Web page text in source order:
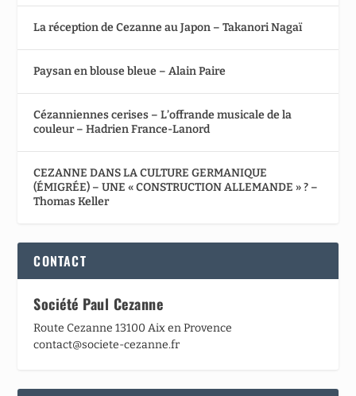
La réception de Cezanne au Japon – Takanori Nagaï
Paysan en blouse bleue – Alain Paire
Cézanniennes cerises – L’offrande musicale de la
couleur – Hadrien France-Lanord
CEZANNE DANS LA CULTURE GERMANIQUE
(ÉMIGRÉE) – UNE « CONSTRUCTION ALLEMANDE » ? –
Thomas Keller
CONTACT
Société Paul Cezanne
Route Cezanne 13100 Aix en Provence
contact@societe-cezanne.fr